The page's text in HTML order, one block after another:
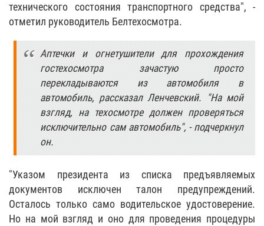
технического состояния транспортного средства", -
отметил руководитель Белтехосмотра.
Аптечки и огнетушители для прохождения
гостехосмотра зачастую просто
перекладываются из автомобиля в
автомобиль, рассказал Ленчевский. "На мой
взгляд, на техосмотре должен проверяться
исключительно сам автомобиль", - подчеркнул
он.
"Указом президента из списка предъявляемых
документов исключен талон предупреждений.
Осталось только само водительское удостоверение.
Но на мой взгляд и оно для проведения процедуры